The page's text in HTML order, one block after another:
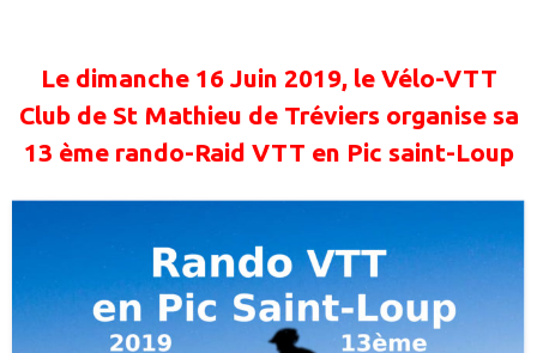
Le dimanche 16 Juin 2019, le Vélo-VTT
Club de St Mathieu de Tréviers organise sa
13 ème rando-Raid VTT en Pic saint-Loup